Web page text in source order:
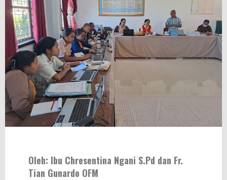
Oleh: Ibu Chresentina Ngani S.Pd dan Fr.
Tian Gunardo OFM